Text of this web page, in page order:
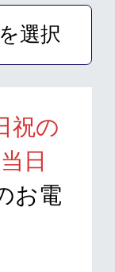
祝の
日
お電